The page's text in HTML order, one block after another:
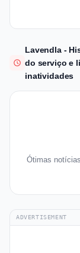
Lavendla -
do serviço e
inatividades
Ótimas
ADVERTISEMENT